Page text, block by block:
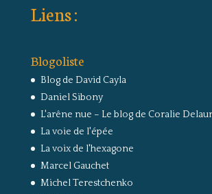
Liens :
Blogoliste
Blog de David Cayla
Daniel Sibony
L'arêne nue – Le blog de Coralie
La voie de l'épée
La voix de l'hexagone
Marcel Gauchet
Michel Terestchenko